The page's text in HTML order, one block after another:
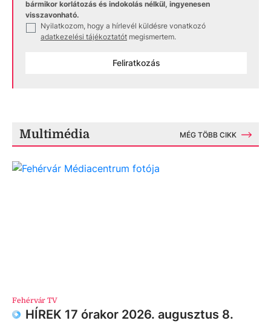
bármikor korlátozás és indokolás nélkül, ingyenesen
visszavonható.
Nyilatkozom, hogy a hírlevél küldésre vonatkozó
adatkezelési tájékoztatót megismertem.
Feliratkozás
Multimédia MÉG TÖBB CIKK
Fehérvár TV
HÍREK 17 órakor 2026. augusztus 8.